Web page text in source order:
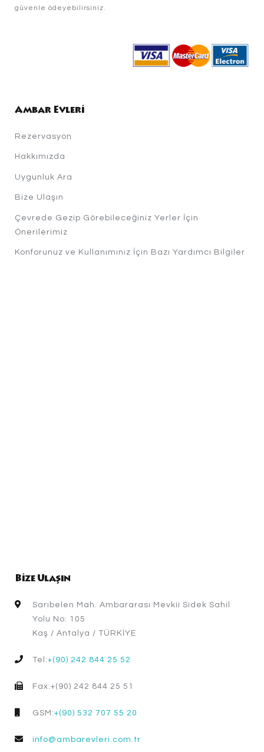
güvenle ödeyebilirsiniz.
Ambar Evleri
Rezervasyon
Hakkımızda
Uygunluk Ara
Bize Ulaşın
Çevrede Gezip Görebileceğiniz Yerler İçin
Önerilerimiz
Konforunuz ve Kullanımınız İçin Bazı Yardımcı Bilgiler
Bize Ulaşın
Sarıbelen Mah. Ambararası Mevkii Sidek Sahil
Yolu No: 105
Kaş / Antalya / TÜRKİYE
Tel:+(90) 242 844 25 52
Fax:+(90) 242 844 25 51
GSM:+(90) 532 707 55 20
info@ambarevleri.com.tr